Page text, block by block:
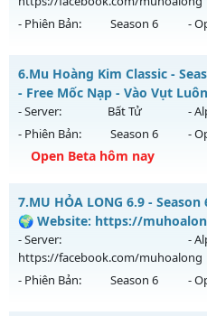
Exp: 500x - Drop: 25%
Thể loại: Mu Nguyên bản
Antihack: VIP SHIELD
- Phiên Bản: Season 6 -
MU HỎA LONG 6.9.1 - 🌐
Mu mới ra tháng 08 2026 - Mở
https://facebook.com/
05/08/2626
Exp: 9999x - Drop: 20%
Thể loại: Mu Nguyên bản
Antihack: XShield
6.Mu Hoàng Kim Classic -
- Free Mốc Nạp - Vào Vụt
- Server: Bất Tử -
- Phiên Bản:
Season 6 -
Open Beta hôm nay
Mu Hoàng Kim Classic - Free
Mu mới ra tháng 08 2026 - Mở
ngày 08/08/2626
Exp: 500x - Drop: 20%
7.MU HỎA LONG 6.9 -
🌍 Website: https://
- Server:
https://facebook.com/muhoalong
-
- Phiên Bản: Season 6 -